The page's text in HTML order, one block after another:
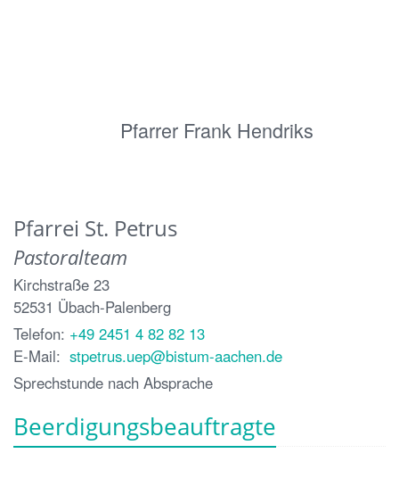
Pfarrer Frank Hendriks
Pfarrei St. Petrus
Pastoralteam
Kirchstraße 23
52531 Übach-Palenberg
Telefon: +49 2451 4 82 82 13
E-Mail: stpetrus.uep@bistum-aachen.de
Sprechstunde nach Absprache
Beerdigungsbeauftragte